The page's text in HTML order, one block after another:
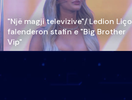
"Një magji televizive"/ Ledion Liço
falenderon stafin e "Big Brother
Vip"